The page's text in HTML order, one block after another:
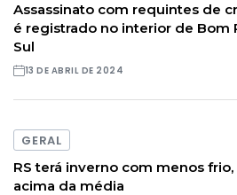
Assassinato com requintes de
é registrado no interior de Bom
Sul
13 DE ABRIL DE 2024
GERAL
RS terá inverno com menos frio,
acima da média